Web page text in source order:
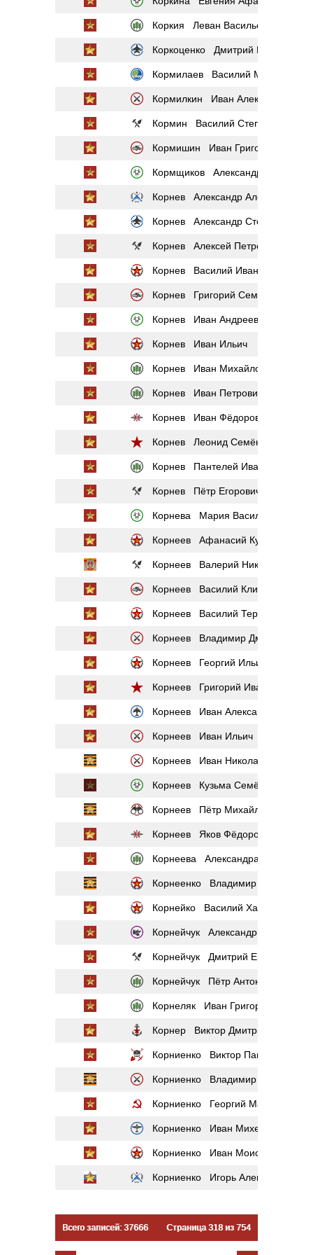
Коркия Леван Васильевич
Коркоценко Дмитрий Игнатьевич
Кормилаев Василий Михайлович
Кормилкин Иван Алексеевич
Кормин Василий Степанович
Кормишин Иван Григорьевич
Кормщиков Александр
Корнев Александр
Корнев Александр Степанович
Корнев Алексей Петрович
Корнев Василий Иванович
Корнев Григорий Семёнович
Корнев Иван Андреевич
Корнев Иван Ильич
Корнев Иван Михайлович
Корнев Иван Петрович
Корнев Иван Фёдорович
Корнев Леонид Семёнович
Корнев Пантелей Иванович
Корнев Пётр Егорович
Корнева Мария Васильевна
Корнеев Афанасий Кузьмич
Корнеев Валерий Николаевич
Корнеев Василий Климович
Корнеев Василий Терентьевич
Корнеев Владимир Дмитриевич
Корнеев Георгий Ильич
Корнеев Григорий Иванович
Корнеев Иван Александрович
Корнеев Иван Ильич
Корнеев Иван Николаевич
Корнеев Кузьма Семёнович
Корнеев Пётр Михайлович
Корнеев Яков Фёдорович
Корнеева Александра Абрамовна
Корнеенко Владимир Яковлевич
Корнейко Василий Харитонович
Корнейчук Александр
Корнейчук Дмитрий Емельянович
Корнейчук Пётр Антонович
Корнеляк Иван Григорьевич
Корнер Виктор Дмитриевич
Корниенко Виктор Павлович
Корниенко Владимир Андреевич
Корниенко Георгий Маркович
Корниенко Иван Михеевич
Корниенко Иван Моисеевич
Корниенко Игорь Александрович
Всего записей: 37666 Страница 318 из 754